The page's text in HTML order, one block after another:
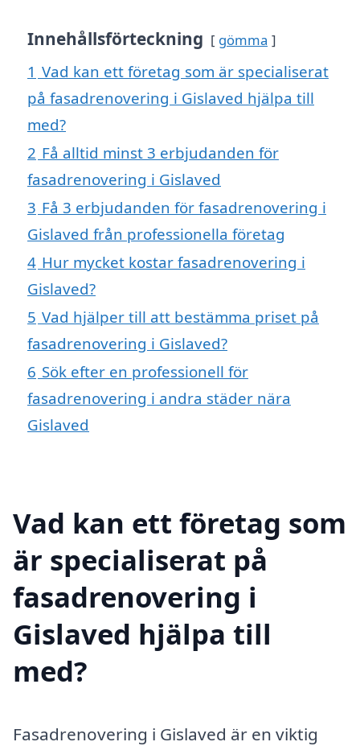
Innehållsförteckning gömma
1 Vad kan ett företag som är specialiserat
på fasadrenovering i Gislaved hjälpa till
med?
2 Få alltid minst 3 erbjudanden för
fasadrenovering i Gislaved
3 Få 3 erbjudanden för fasadrenovering i
Gislaved från professionella företag
4 Hur mycket kostar fasadrenovering i
Gislaved?
5 Vad hjälper till att bestämma priset på
fasadrenovering i Gislaved?
6 Sök efter en professionell för
fasadrenovering i andra städer nära
Gislaved
Vad kan ett företag som
är specialiserat på
fasadrenovering i
Gislaved hjälpa till
med?
Fasadrenovering i Gislaved är en viktig